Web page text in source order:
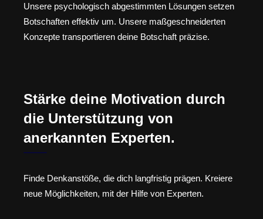
Unsere psychologisch abgestimmten Lösungen setzen
Botschaften effektiv um. Unsere maßgeschneiderten
Konzepte transportieren deine Botschaft präzise.
Stärke deine Motivation durch
die Unterstützung von
anerkannten Experten.
Finde Denkanstöße, die dich langfristig prägen. Kreiere
neue Möglichkeiten, mit der Hilfe von Experten.